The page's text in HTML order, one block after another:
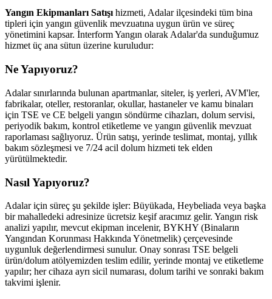
Yangın Ekipmanları Satışıhizmeti, Adalar ilçesindeki tüm bina
tipleri için yangın güvenlik mevzuatına uygun ürün ve süreç
yönetimini kapsar. İnterform Yangın olarak Adalar'da sunduğumuz
hizmet üç ana sütun üzerine kuruludur:
Ne Yapıyoruz?
Adalar sınırlarında bulunan apartmanlar, siteler, iş yerleri, AVM'ler,
fabrikalar, oteller, restoranlar, okullar, hastaneler ve kamu binaları
için TSE ve CE belgeli yangın söndürme cihazları, dolum servisi,
periyodik bakım, kontrol etiketleme ve yangın güvenlik mevzuat
raporlaması sağlıyoruz. Ürün satışı, yerinde teslimat, montaj, yıllık
bakım sözleşmesi ve 7/24 acil dolum hizmeti tek elden
yürütülmektedir.
Nasıl Yapıyoruz?
Adalar için süreç şu şekilde işler: Büyükada, Heybeliada veya başka
bir mahalledeki adresinize ücretsiz keşif aracımız gelir. Yangın risk
analizi yapılır, mevcut ekipman incelenir, BYKHY (Binaların
Yangından Korunması Hakkında Yönetmelik) çerçevesinde
uygunluk değerlendirmesi sunulur. Onay sonrası TSE belgeli
ürün/dolum atölyemizden teslim edilir, yerinde montaj ve etiketleme
yapılır; her cihaza ayrı sicil numarası, dolum tarihi ve sonraki bakım
takvimi işlenir.